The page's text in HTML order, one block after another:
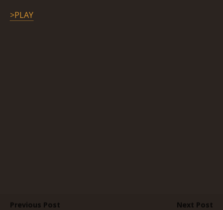
>PLAY
Previous Post
Next Post